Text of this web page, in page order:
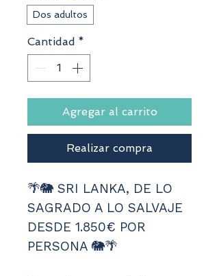
Dos adultos
Cantidad *
Agregar al carrito
Realizar compra
🌴🐘 SRI LANKA, DE LO
SAGRADO A LO SALVAJE
DESDE 1.850€ POR
PERSONA 🐘🌴